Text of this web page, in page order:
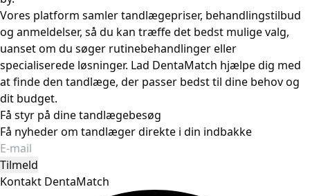
Vores platform samler tandlægepriser, behandlingstilbud
og anmeldelser, så du kan træffe det bedst mulige valg,
uanset om du søger rutinebehandlinger eller
specialiserede løsninger. Lad DentaMatch hjælpe dig med
at finde den tandlæge, der passer bedst til dine behov og
dit budget.
Få styr på dine tandlægebesøg
Få nyheder om tandlæger direkte i din indbakke
Tilmeld
Kontakt DentaMatch